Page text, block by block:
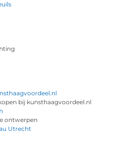
bij kunsthaagvoordeel.nl
ontwerpen
Utrecht